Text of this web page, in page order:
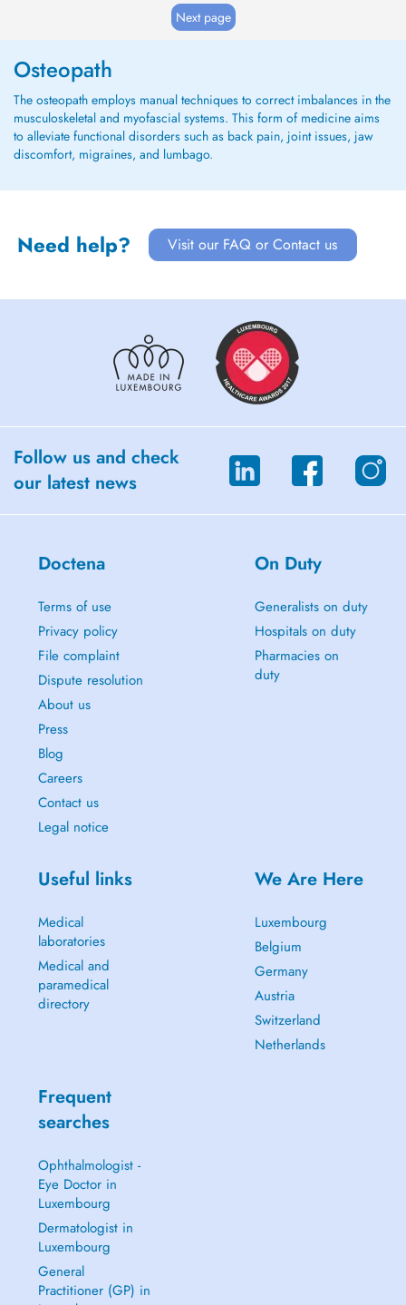
compréhension Dear Patients For new patients,
please indicate your...
Next page
Osteopath
The osteopath employs manual techniques to correct imbalances in the
musculoskeletal and myofascial systems. This form of medicine aims
to alleviate functional disorders such as back pain, joint issues, jaw
discomfort, migraines, and lumbago.
Need help? Visit our FAQ or Contact us
Follow us and check
our latest news
Doctena
Terms of use
Privacy policy
File complaint
Dispute resolution
About us
Press
Blog
Careers
Contact us
Legal notice
On Duty
Generalists on duty
Hospitals on duty
Pharmacies on
duty
Useful links
Medical
laboratories
Medical and
paramedical
directory
We Are Here
Luxembourg
Belgium
Germany
Austria
Switzerland
Netherlands
Frequent
searches
Ophthalmologist -
Eye Doctor in
Luxembourg
Dermatologist in
Luxembourg
General
Practitioner (GP) in